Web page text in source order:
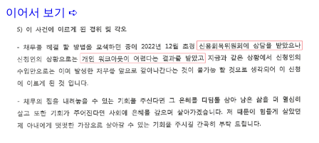
이어서 보기 ➪